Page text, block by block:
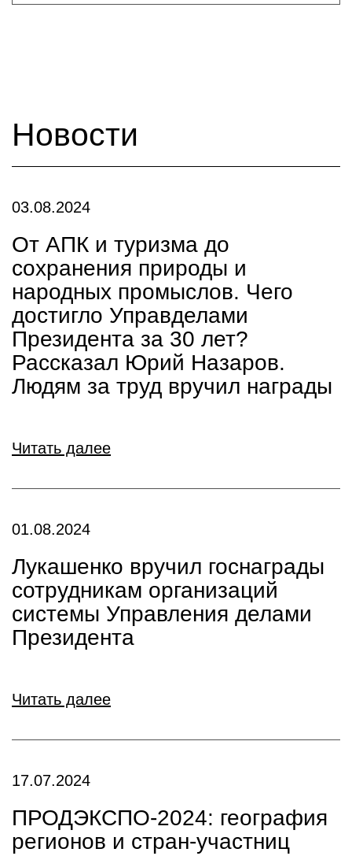
Новости
03.08.2024
От АПК и туризма до
сохранения природы и
народных промыслов. Чего
достигло Управделами
Президента за 30 лет?
Рассказал Юрий Назаров.
Людям за труд вручил награды
Читать далее
01.08.2024
Лукашенко вручил госнаграды
сотрудникам организаций
системы Управления делами
Президента
Читать далее
17.07.2024
ПРОДЭКСПО-2024: география
регионов и стран-участниц